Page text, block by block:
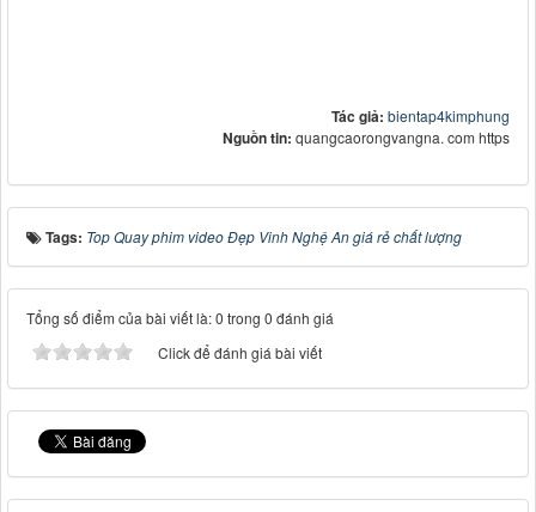
Tác giả: bientap4kimphung
Nguồn tin: quangcaorongvangna. com https
Tags: Top Quay phim video Đẹp Vinh Nghệ An giá rẻ chất lượng
Tổng số điểm của bài viết là: 0 trong 0 đánh giá
Click để đánh giá bài viết